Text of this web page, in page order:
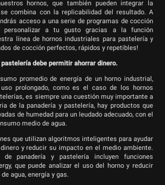
hornos, que también pueden integrar la
combina con la replicabilidad del resultado. A
acceso a una serie de programas de cocción
personalizar a tu gusto gracias a la función
línea de hornos industriales para pastelería y
de cocción perfectos, rápidos y repetibles!
pastelería debe permitir ahorrar dinero.
promedio de energía de un horno industrial,
prolongado, como es el caso de los hornos
es siempre una cuestión muy importante a
de la panadería y pastelería, hay productos que
de humedad para un leudado adecuado, con el
medio de agua.
que utilizan algoritmos inteligentes para ayudar
y reducir su impacto en el medio ambiente.
panadería y pastelería incluyen funciones
que puede analizar el uso del horno y reducir
agua, energía y gas.